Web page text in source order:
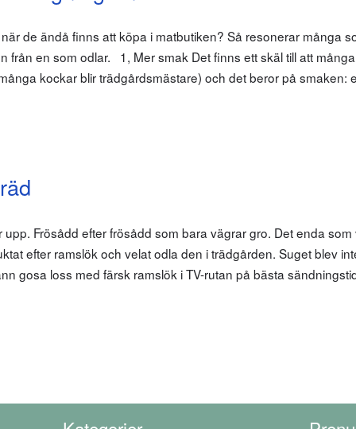
de ändå finns att köpa i matbutiken? Så resonerar många
från en som odlar. 1, Mer smak Det finns ett skäl till att många
kockar blir trädgårdsmästare) och det beror på smaken:
Frösådd efter frösådd som bara vägrar gro. Det enda som
efter ramslök och velat odla den i trädgården. Suget blev
gosa loss med färsk ramslök i TV-rutan på bästa